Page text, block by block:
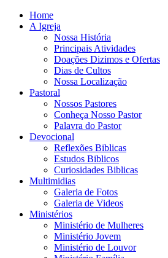
Home
A Igreja
Nossa História
Principais Atividades
Doações Dizimos e Ofertas
Dias de Cultos
Nossa Localização
Pastoral
Nossos Pastores
Conheça Nosso Pastor
Palavra do Pastor
Devocional
Reflexões Biblicas
Estudos Biblicos
Curiosidades Biblicas
Multimidias
Galeria de Fotos
Galeria de Videos
Ministérios
Ministério de Mulheres
Ministério Jovem
Ministério de Louvor